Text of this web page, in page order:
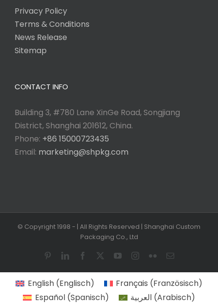
Privacy Policy
Terms & Conditions
News Release
Sitemap
CONTACT INFO
Building 3, #780 Lane XinGe Road, Songjiang
District, Shanghai 201612, China.
Phone: +86 15000723435
Email: marketing@shpkg.com
© Copyright 1998 - | All Rights Reserved | Shanghai Custom
Packaging Co., Ltd
PinterestLinkedInFacebook YouTubeInstagram
FlickrEmail
English(Englisch) Français (Französisch)
Español(Spanisch) العربية (Arabisch)